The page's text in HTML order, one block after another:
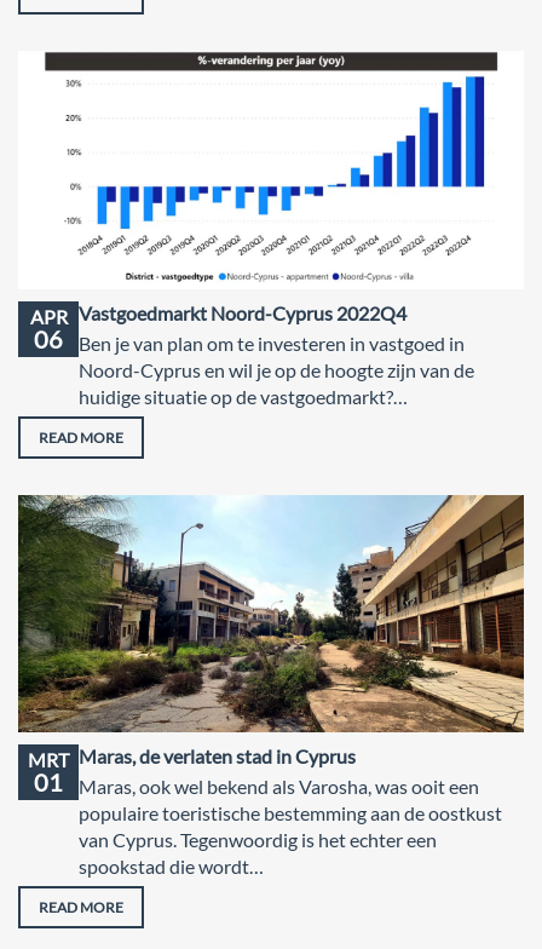
APR
06
Vastgoedmarkt Noord-Cyprus 2022Q4
Ben je van plan om te investeren in vastgoed in
Noord-Cyprus en wil je op de hoogte zijn van de
huidige situatie op de vastgoedmarkt?…
READ MORE
MRT
01
Maras, de verlaten stad in Cyprus
Maras, ook wel bekend als Varosha, was ooit een
populaire toeristische bestemming aan de oostkust
van Cyprus. Tegenwoordig is het echter een
spookstad die wordt…
READ MORE